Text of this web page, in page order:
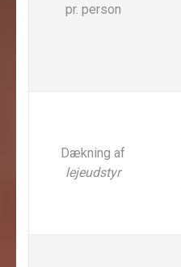
pr. person
Dækning af
lejeudstyr